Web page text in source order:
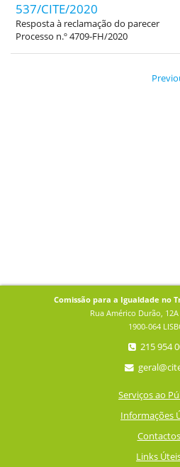
537/CITE/2020
Resposta à reclamação do parecer
Processo n.º 4709-FH/2020
Comissão para a Igualdade no
Rua Américo Durão, 12A
1900-064
215 954
Serviços ao
Informações
Contactos
Links